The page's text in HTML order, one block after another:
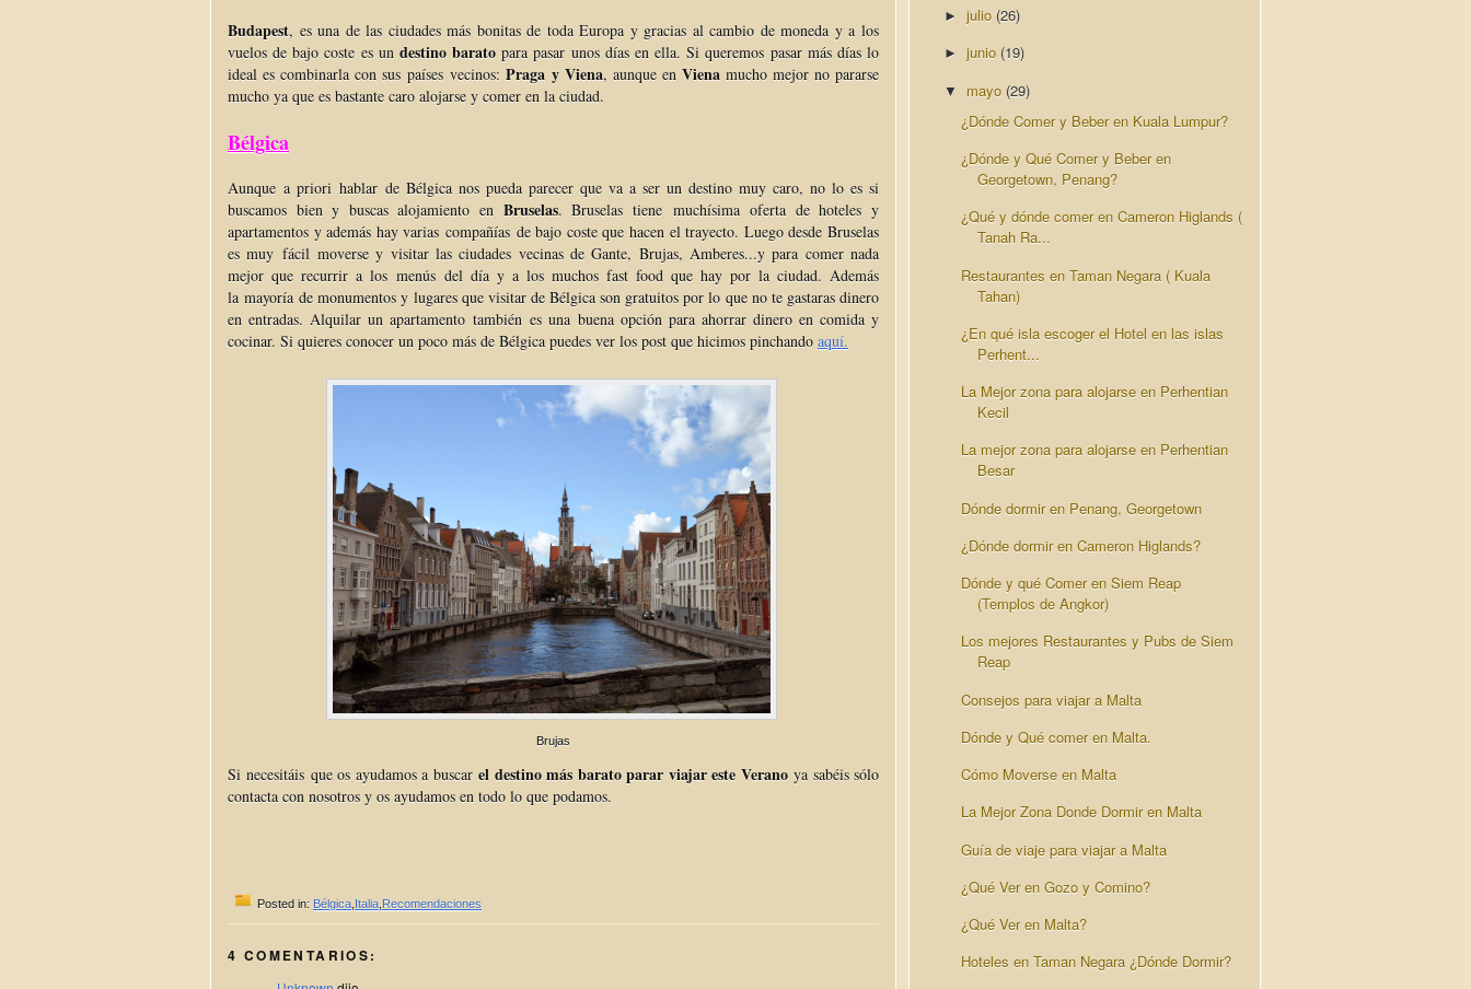
Budapest, es una de las ciudades más bonitas de toda Europa y gracias al cambio de moneda y a los
vuelos de bajo coste es un destino barato para pasar unos días en ella. Si queremos pasar más días lo
ideal es combinarla con sus países vecinos:Praga y Viena, aunque en Viena mucho mejor no pararse
mucho ya que es bastante caro alojarse y comer en la ciudad.
Bélgica
Aunque a priori hablar de Bélgica nos pueda parecer que va a ser un destino muy caro, no lo es si
buscamos bien y buscas alojamiento en Bruselas. Bruselas tiene muchísima oferta de hoteles y
apartamentos y además hay varias compañías de bajo coste que hacen el trayecto. Luego desde Bruselas
es muy fácil moverse y visitar las ciudades vecinas de Gante, Brujas, Amberes...y para comer nada
mejor que recurrir a los menús del día y a los muchos fast food que hay por la ciudad. Además
la mayoría de monumentos y lugares que visitar de Bélgica son gratuitos por lo que no te gastaras dinero
en entradas. Alquilar un apartamento también es una buena opción para ahorrar dinero en comida y
cocinar. Si quieres conocer un poco más de Bélgica puedes ver los post que hicimos pinchando aquí.
Brujas
Sinecesitáis que os ayudamos a buscarel destino más barato parar viajar este Veranoya sabéis sólo
contacta con nosotros y os ayudamos en todo lo que podamos.
Posted in: Bélgica Italia Recomendaciones
4 COMENTARIOS:
► julio (26)
► junio (19)
▼ mayo (29)
¿Dónde Comer y Beber en Kuala Lumpur?
¿Dónde y Qué Comer y Beber en
Georgetown, Penang?
¿Qué y dónde comer en Cameron Higlands (
Tanah Ra...
Restaurantes en Taman Negara ( Kuala
Tahan)
¿En qué isla escoger el Hotel en las islas
Perhent...
La Mejor zona para alojarse en Perhentian
Kecil
La mejor zona para alojarse en Perhentian
Besar
Dónde dormir en Penang, Georgetown
¿Dónde dormir en Cameron Higlands?
Dónde y qué Comer en Siem Reap
(Templos de Angkor)
Los mejores Restaurantes y Pubs de Siem
Reap
Consejos para viajar a Malta
Dónde y Qué comer en Malta.
Cómo Moverse en Malta
La Mejor Zona Donde Dormir en Malta
Guía de viaje para viajar a Malta
¿Qué Ver en Gozo y Comino?
¿Qué Ver en Malta?
Hoteles en Taman Negara ¿Dónde Dormir?